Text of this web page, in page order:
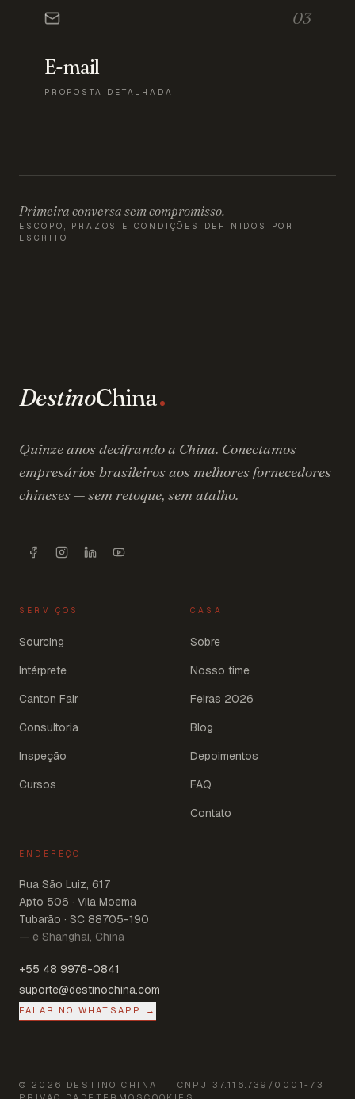
03
E-mail
PROPOSTA DETALHADA
Primeira conversa sem compromisso.
ESCOPO, PRAZOS E CONDIÇÕES DEFINIDOS POR
ESCRITO
DestinoChina
Quinze anos decifrando a China. Conectamos
empresários brasileiros aos melhores fornecedores
chineses — sem retoque, sem atalho.
SERVIÇOS
Sourcing
Intérprete
Canton Fair
Consultoria
Inspeção
Cursos
CASA
Sobre
Nosso time
Feiras 2026
Blog
Depoimentos
FAQ
Contato
ENDEREÇO
Rua São Luiz, 617
Apto 506 · Vila Moema
Tubarão · SC 88705-190
— e Shanghai, China
+55 48 9976-0841
suporte@destinochina.com
FALAR NO WHATSAPP →
© 2026 DESTINO CHINA · CNPJ 37.116.739/0001-73